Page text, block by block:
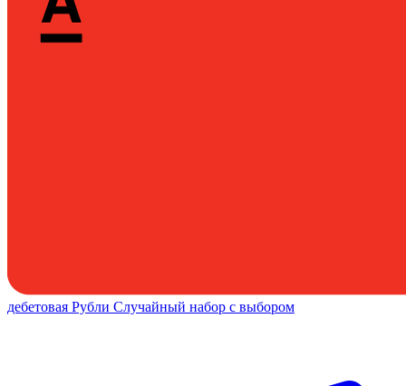
дебетовая Рубли Случайный набор с выбором